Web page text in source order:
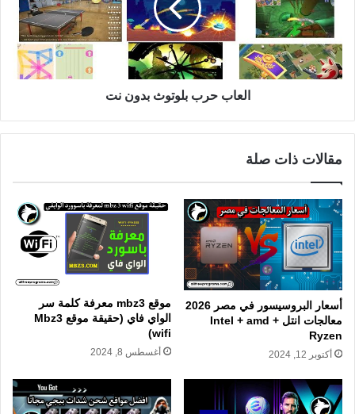
العاب حرب بلوتوث بدون نت
مقالات ذات صلة
أسعار البروسيسور في مصر 2026
معالجات انتل Intel + amd +
Ryzen
أكتوبر 12, 2024
موقع mbz3 معرفة كلمة سر
الواي فاي (حقيقة موقع Mbz3
wifi)
أغسطس 8, 2024